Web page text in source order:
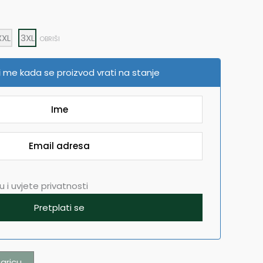
3XL OBRIŠI
me kada se proizvod vrati na stanje
i uvjete privatnosti